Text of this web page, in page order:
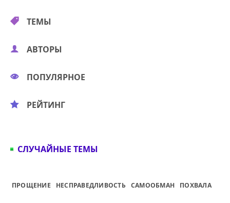
ТЕМЫ
АВТОРЫ
ПОПУЛЯРНОЕ
РЕЙТИНГ
СЛУЧАЙНЫЕ ТЕМЫ
ПРОЩЕНИЕ НЕСПРАВЕДЛИВОСТЬ САМООБМАН ПОХВАЛА